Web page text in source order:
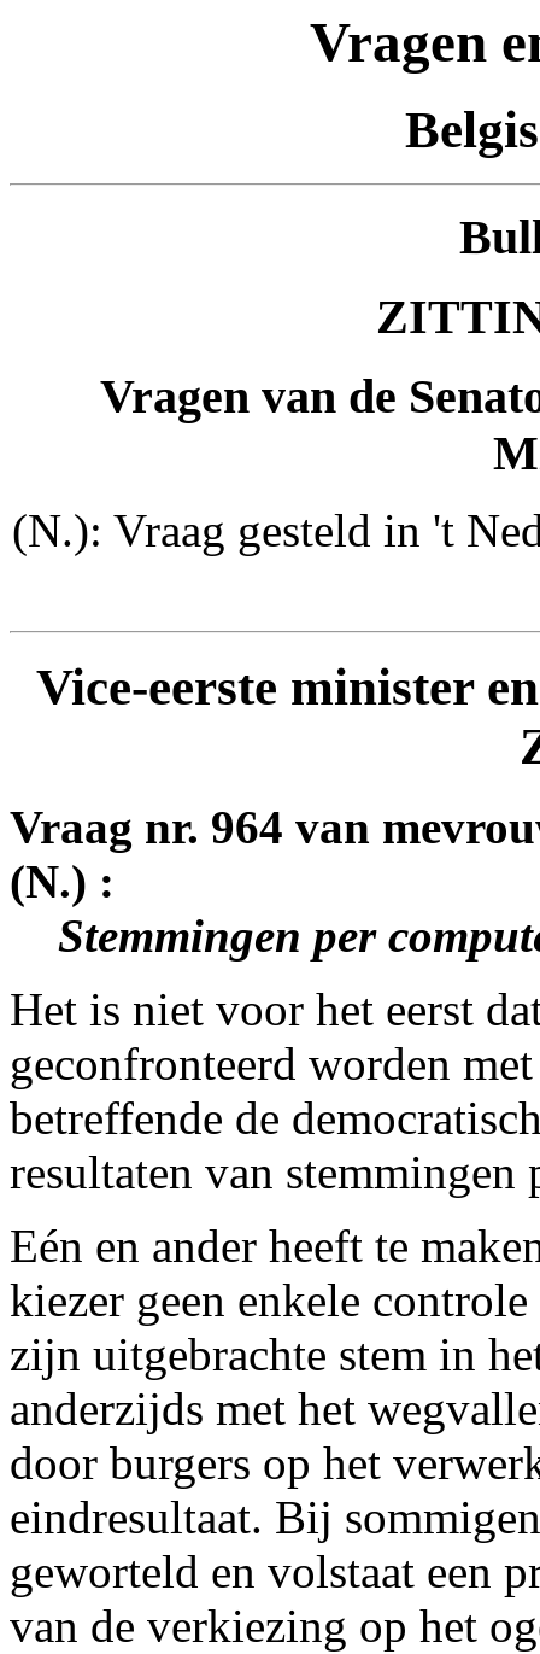
Vragen
Vragen van de
(N.): Vraag gesteld in 't
Vice-eerste minister
Vraag nr. 964 van
(N.) :
Stemmingen per
Het is niet voor het eerst
geconfronteerd worden
betreffende de
resultaten van stemmingen
Eén en ander heeft te
kiezer geen enkele
zijn uitgebrachte stem in
anderzijds met het
door burgers op het
eindresultaat. Bij
geworteld en volstaat een
van de verkiezing op het